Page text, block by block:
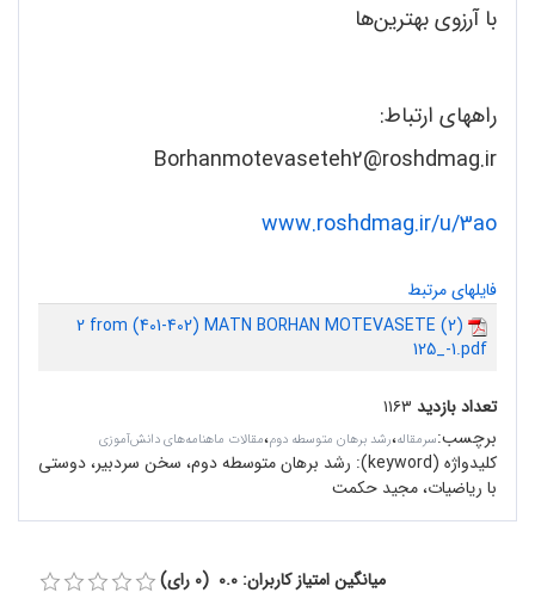
با آرزوی بهترین‌ها
راه‎های ارتباط:
Borhanmotevaseteh2@roshdmag.ir
www.roshdmag.ir/u/3ao
فایلهای مرتبط
2 from (401-402) MATN BORHAN MOTEVASETE (2)
125_-1.pdf
تعداد بازدید ۱۱۶۳
برچسب:سرمقاله،رشد برهان متوسطه دوم،مقالات ماهنامه‌های دانش‌آموزی
کلیدواژه (keyword):
رشد برهان متوسطه دوم، سخن سردبیر، دوستی
با ریاضیات، مجید حکمت
میانگین امتیاز کاربران: 0.0 (0 رای)